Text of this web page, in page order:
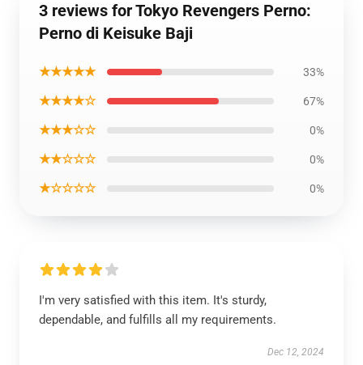
3 reviews for Tokyo Revengers Perno:
Perno di Keisuke Baji
★★★★★ 33%
★★★★☆ 67%
★★★☆☆ 0%
★★☆☆☆ 0%
★☆☆☆☆ 0%
I'm very satisfied with this item. It's sturdy,
dependable, and fulfills all my requirements.
Dec 12, 2024